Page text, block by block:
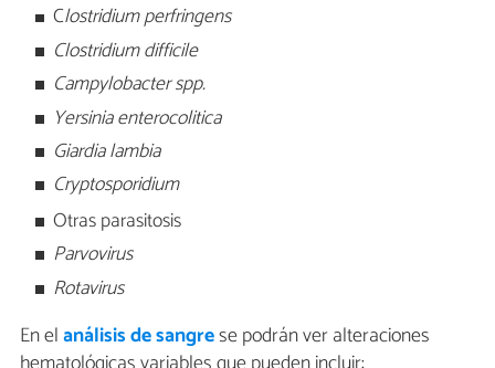
Clostridium perfringens
Clostridium difficile
Campylobacter spp.
Yersinia enterocolitica
Giardia lambia
Cryptosporidium
Otras parasitosis
Parvovirus
Rotavirus
En elanálisis de sangrese podrán ver alteraciones